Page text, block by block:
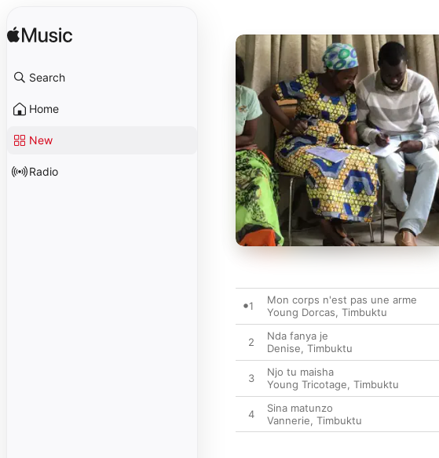
Search
Home
New
Radio
1
Mon corps n'est pas une arme
Young Dorcas, Timbuktu
2
Nda fanya je
Denise, Timbuktu
3
Njo tu maisha
Young Tricotage, Timbuktu
4
Sina matunzo
Vannerie, Timbuktu